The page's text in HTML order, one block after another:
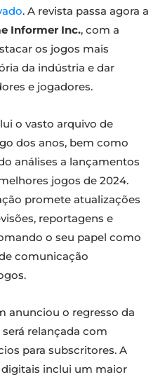
. A revista passa agora a
Informer Inc., com a
os jogos mais
da indústria e dar
e jogadores.
o vasto arquivo de
dos anos, bem como
análises a lançamentos
jogos de 2024.
promete atualizações
reportagens e
o seu papel como
comunicação
anunciou o regresso da
relançada com
para subscritores. A
inclui um maior